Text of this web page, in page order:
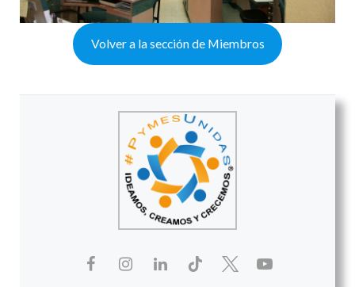
Volver a la sección de Miembros